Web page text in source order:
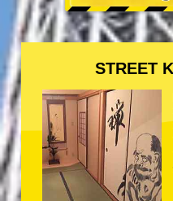
STREET